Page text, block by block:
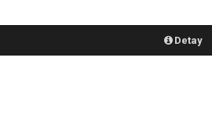
Detay